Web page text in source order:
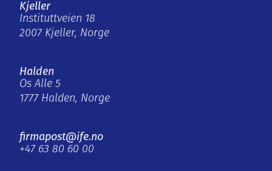
Kjeller
Instituttveien 18
2007 Kjeller, Norge
Halden
Os Alle 5
1777 Halden, Norge
firmapost@ife.no
+47 63 80 60 00